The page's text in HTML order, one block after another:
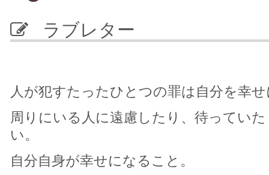
ラブレター
人が犯すたったひとつの罪は自分を幸
周りにいる人に遠慮したり、待ってい
い。
自分自身が幸せになること。